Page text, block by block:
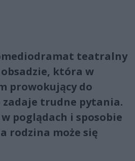
teatralny
która w
prowokujący do
zadaje trudne pytania.
poglądach i sposobie
rodzina może się